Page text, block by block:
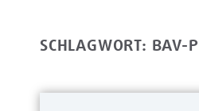
SCHLAGWORT: BAV-